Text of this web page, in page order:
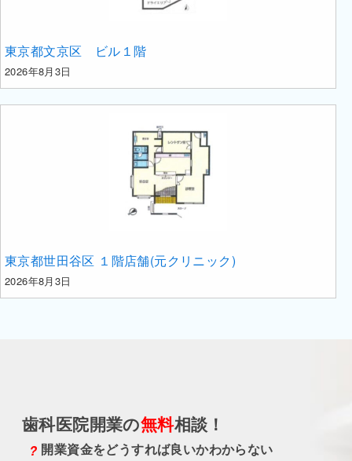
東京都文京区 ビル１階
2026年8月3日
東京都世田谷区 １階店舗(元クリニック)
2026年8月3日
歯科医院開業の無料相談！
開業資金をどうすれば良いかわからない